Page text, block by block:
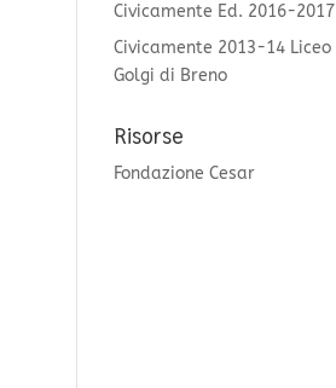
Civicamente Ed. 2016-2017
Civicamente 2013-14 Liceo
Golgi di Breno
Risorse
Fondazione Cesar